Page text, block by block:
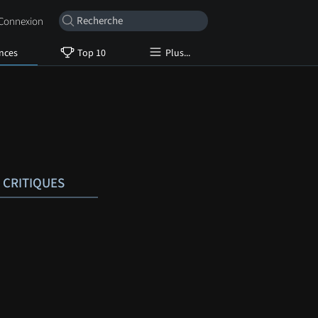
Top 10 Plus...
CRITIQUES